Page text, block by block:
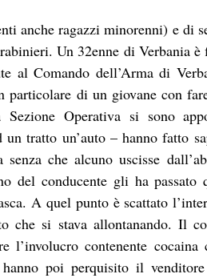
anche ragazzi minorenni) e di
Un 32enne di Verbania
al Comando dell’Arma di
di un giovane con
Operativa si sono
tratto un’auto – hanno fatto
che alcuno uscisse
del conducente gli ha passato
A quel punto è scattato
che si stava allontanando. Il
contenente cocaina
poi perquisito il